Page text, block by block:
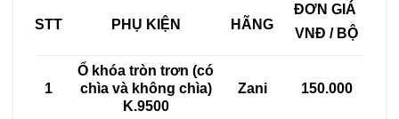
STT PHỤ KIỆN HÃNG
ĐƠN GIÁ
VNĐ / BỘ
1
Ổ khóa tròn trơn (có
chìa và không chìa)
K.9500
Zani 150.000